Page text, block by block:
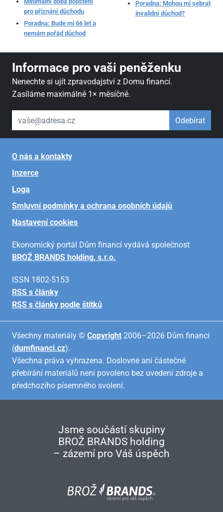
pro přiznání důchodu
Poradna: Bude mi 66 let a
nemám pořád důchod
Poradna: Mohou mi sebrat
invalidní důchod?
Informace pro vaši peněženku
Nenechte si ujít zpravodajství z Domu financí.
Zasíláme maximálně 1× měsíčně.
váš email Odebírat
O nás a kontakty
Inzerce
Loga
Smluvní podmínky a ochrana osobních údajů
Nastavení cookies
Ekonomický portál Dům financí vydává společnost
BROŽ BRANDS holding, s.r.o.
ISSN 1802-5153
RSS s články
RSS s články podle štítků
Všechny materiály © Copyright 2006–2026 Dům financí
(dumfinanci.cz).
Všechna práva vyhrazena. Doslovné ani částečné
přebírání materiálů není povoleno bez uvedení zdroje a
předchozího písemného svolení.
Jsme součástí skupiny
BROŽ BRANDS holding
– zázemí pro Váš úspěch